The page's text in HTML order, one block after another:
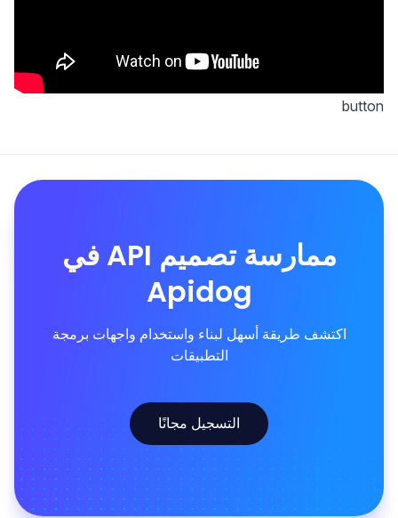
button
ممارسة تصميم API في
Apidog
اكتشف طريقة أسهل لبناء واستخدام واجهات برمجة
التطبيقات
التسجيل مجانًا